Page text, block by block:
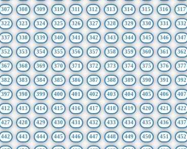
307 308 309 310 311 312 313 314 315 316 317
322 323 324 325 326 327 328 329 330 331 332
337 338 339 340 341 342 343 344 345 346 347
352 353 354 355 356 357 358 359 360 361 362
367 368 369 370 371 372 373 374 375 376 377
382 383 384 385 386 387 388 389 390 391 392
397 398 399 400 401 402 403 404 405 406 407
412 413 414 415 416 417 418 419 420 421 422
427 428 429 430 431 432 433 434 435 436 437
442 443 444 445 446 447 448 449 450 451 452